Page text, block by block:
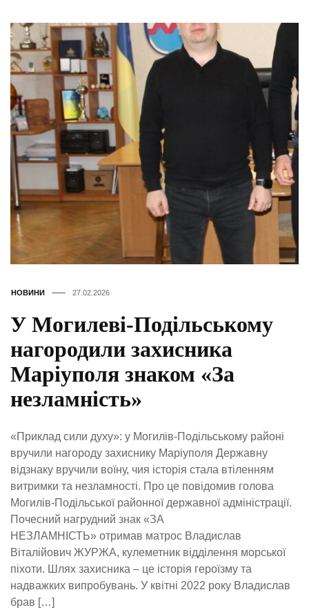
НОВИНИ 27.02.2026
У Могилеві-Подільському
нагородили захисника
Маріуполя знаком «За
незламність»
«Приклад сили духу»: у Могилів-Подільському районі
вручили нагороду захиснику Маріуполя Державну
відзнаку вручили воїну, чия історія стала втіленням
витримки та незламності. Про це повідомив голова
Могилів-Подільської районної державної адміністрації.
Почесний нагрудний знак «ЗА
НЕЗЛАМНІСТЬ» отримав матрос Владислав
Віталійович ЖУРЖА, кулеметник відділення морської
піхоти. Шлях захисника – це історія героїзму та
надважких випробувань. У квітні 2022 року Владислав
брав […]